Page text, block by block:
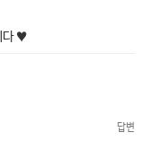
다 ♥
답변